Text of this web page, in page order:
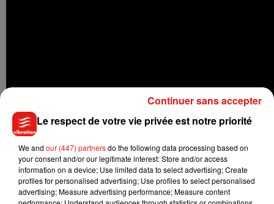
Le respect de votre vie privée est notre priorité
We and our (447) partnersdo the following data processing based on
your consent and/or our legitimate interest: Store and/or access
information on a device; Use limited data to select advertising; Create
profiles for personalised advertising; Use profiles to select personalised
advertising; Measure advertising performance; Measure content
Continuer sans accepter